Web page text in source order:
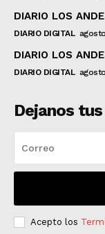
DIARIO LOS
DIARIO DIGITAL
DIARIO LOS
DIARIO DIGITAL
Dejanos
Acepto los